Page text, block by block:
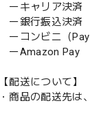
ーキャリア決済
ー銀行振込決済
ーコンビニ（
ーAmazon Pay
【配送について】
・商品の配送先は